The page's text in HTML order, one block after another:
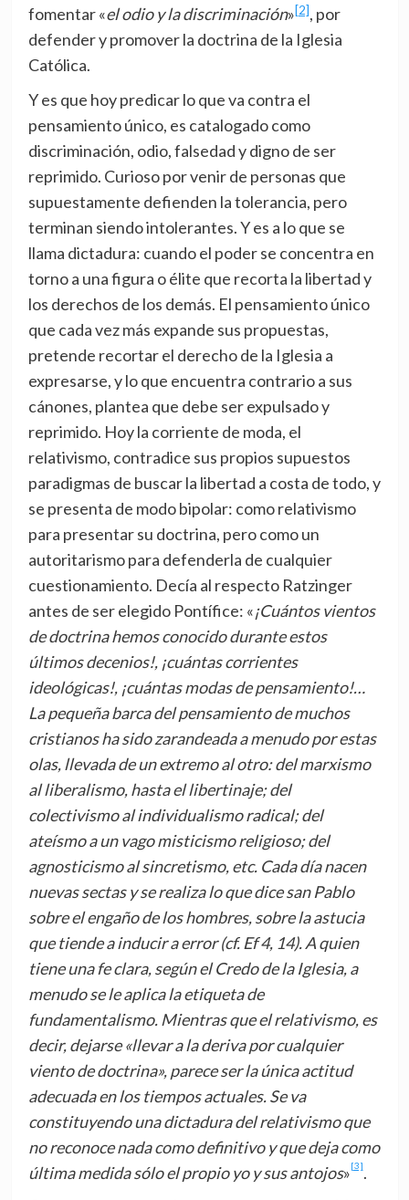
fomentar «el odio y la discriminación»[2], por
defender y promover la doctrina de la Iglesia
Católica.
Y es que hoy predicar lo que va contra el
pensamiento único, es catalogado como
discriminación, odio, falsedad y digno de ser
reprimido. Curioso por venir de personas que
supuestamente defienden la tolerancia, pero
terminan siendo intolerantes. Y es a lo que se
llama dictadura: cuando el poder se concentra en
torno a una figura o élite que recorta la libertad y
los derechos de los demás. El pensamiento único
que cada vez más expande sus propuestas,
pretende recortar el derecho de la Iglesia a
expresarse, y lo que encuentra contrario a sus
cánones, plantea que debe ser expulsado y
reprimido. Hoy la corriente de moda, el
relativismo, contradice sus propios supuestos
paradigmas de buscar la libertad a costa de todo, y
se presenta de modo bipolar: como relativismo
para presentar su doctrina, pero como un
autoritarismo para defenderla de cualquier
cuestionamiento. Decía al respecto Ratzinger
antes de ser elegido Pontífice: «¡Cuántos vientos
de doctrina hemos conocido durante estos
últimos decenios!, ¡cuántas corrientes
ideológicas!, ¡cuántas modas de pensamiento!…
La pequeña barca del pensamiento de muchos
cristianos ha sido zarandeada a menudo por estas
olas, llevada de un extremo al otro: del marxismo
al liberalismo, hasta el libertinaje; del
colectivismo al individualismo radical; del
ateísmo a un vago misticismo religioso; del
agnosticismo al sincretismo, etc. Cada día nacen
nuevas sectas y se realiza lo que dice san Pablo
sobre el engaño de los hombres, sobre la astucia
que tiende a inducir a error (cf. Ef 4, 14). A quien
tiene una fe clara, según el Credo de la Iglesia, a
menudo se le aplica la etiqueta de
fundamentalismo. Mientras que el relativismo, es
decir, dejarse«llevar a la deriva por cualquier
viento de doctrina», parece ser la única actitud
adecuada en los tiempos actuales. Se va
constituyendo una dictadura del relativismo que
no reconoce nada como definitivo y que deja como
última medida sólo el propio yo y sus antojos»[3].